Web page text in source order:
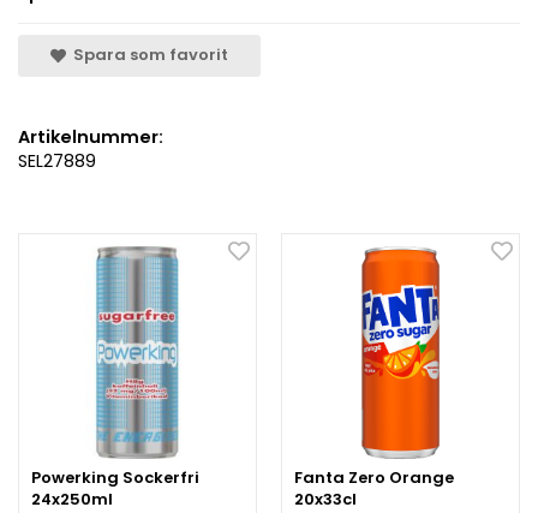
Spara som favorit
Artikelnummer:
SEL27889
Powerking Sockerfri
24x250ml
Fanta Zero Orange
20x33cl